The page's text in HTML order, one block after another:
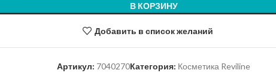
В КОРЗИНУ
Добавить в список желаний
Артикул: 7040270Категория: Косметика Reviline